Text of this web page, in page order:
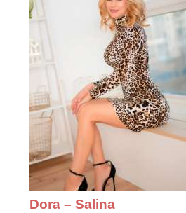
Dora – Salina